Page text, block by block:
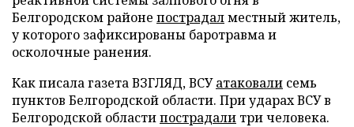
Белгородском районе пострадалместный житель,
у которого зафиксированы баротравма и
осколочные ранения.
Как писала газета ВЗГЛЯД, ВСУатаковали семь
пунктов Белгородской области. При ударах ВСУ в
Белгородской областипострадали три человека.